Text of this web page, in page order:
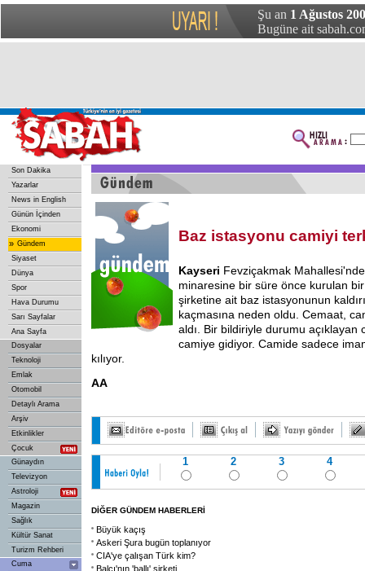
Şu an 1 Ağustos
Bugüne ait
Son Dakika
Yazarlar
News in English
Günün İçinden
Ekonomi
» Gündem
Siyaset
Dünya
Spor
Hava Durumu
Sarı Sayfalar
Ana Sayfa
Dosyalar
Teknoloji
Emlak
Otomobil
Detaylı Arama
Arşiv
Etkinlikler
Çocuk
Günaydın
Televizyon
Astroloji
Magazin
Sağlık
Kültür Sanat
Turizm Rehberi
Cuma
Baz istasyonu camiyi
Kayseri Fevziçakmak
minaresine bir süre önce kurulan
şirketine ait baz istasyonunun
kaçmasına neden oldu. Cemaat,
aldı. Bir bildiriyle durumu açıklayan
camiye gidiyor. Camide sadece
kılıyor.
AA
1 2 3 4
DİĞER GÜNDEM HABERLERİ
Büyük kaçış
Askeri Şura bugün toplanıyor
CIA'ye çalışan Türk kim?
Balcı'nın 'ballı' şirketi